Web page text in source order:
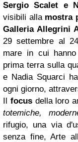
Sergio Scalet e
visibili alla mostra
Galleria Allegrini
29 settembre al
mare in cui
prima terra sulla
e Nadia Squarci
ogni giorno,
Il focusdella loro
totemiche,
rifugio, una via
senza fine, Arte